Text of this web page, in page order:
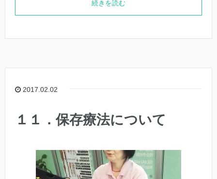
続きを読む
2017.02.02
１１．保存療法について